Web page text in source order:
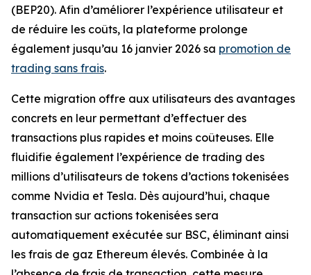
(BEP20). Afin d’améliorer l’expérience utilisateur et
de réduire les coûts, la plateforme prolonge
également jusqu’au 16 janvier 2026 sa promotion de
trading sans frais.
Cette migration offre aux utilisateurs des avantages
concrets en leur permettant d’effectuer des
transactions plus rapides et moins coûteuses. Elle
fluidifie également l’expérience de trading des
millions d’utilisateurs de tokens d’actions tokenisées
comme Nvidia et Tesla. Dès aujourd’hui, chaque
transaction sur actions tokenisées sera
automatiquement exécutée sur BSC, éliminant ainsi
les frais de gaz Ethereum élevés. Combinée à la